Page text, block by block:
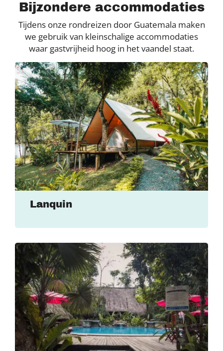
Bijzondere accommodaties
Tijdens onze rondreizen door Guatemala maken
we gebruik van kleinschalige accommodaties
waar gastvrijheid hoog in het vaandel staat.
Lanquin